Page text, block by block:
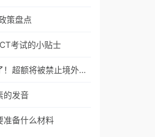
策盘点
考试的小贴士
！超额将被禁止境外…
的发音
准备什么材料